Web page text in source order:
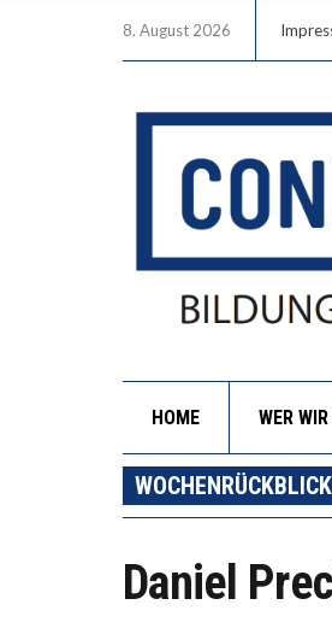
8. August 2026
HOME WER
WOCHENRÜCKBLICK
Daniel